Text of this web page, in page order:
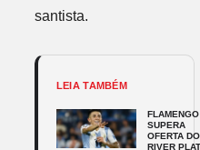
santista.
LEIA TAMBÉM
FLAMENGO
SUPERA
OFERTA DO
RIVER